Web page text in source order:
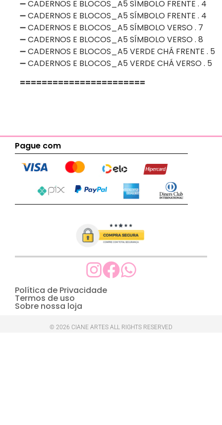
➖ CADERNOS E BLOCOS_A5 SÍMBOLO FRENTE . 4
➖ CADERNOS E BLOCOS_A5 SÍMBOLO FRENTE . 4
➖ CADERNOS E BLOCOS_A5 SÍMBOLO VERSO . 7
➖ CADERNOS E BLOCOS_A5 SÍMBOLO VERSO . 8
➖ CADERNOS E BLOCOS_A5 VERDE CHÁ FRENTE . 5
➖ CADERNOS E BLOCOS_A5 VERDE CHÁ VERSO . 5
=======================
Pague com
Política de Privacidade
Termos de uso
Sobre nossa loja
© 2026 CIANE ARTES ALL RIGHTS RESERVED